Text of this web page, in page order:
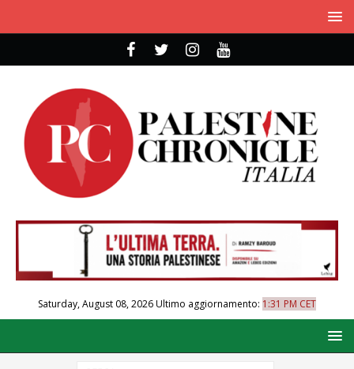
Saturday, August 08, 2026Ultimo aggiornamento: 1:31 PM CET